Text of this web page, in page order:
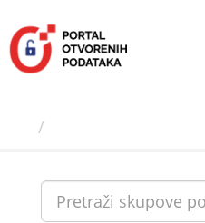
sadržaj